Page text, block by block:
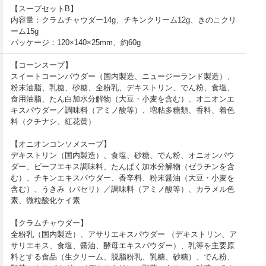
【スープセットB】
内容量：クラムチャウダー14g、チキンクリーム12g、きのこクリ
ーム15g
パッケージ：120×140×25mm、約60g
【コーンスープ】
スイートコーンパウダー（国内製造、ニュージーランド製造）、
粉末油脂、乳糖、砂糖、全粉乳、デキストリン、でん粉、食塩、
食用油脂、たん白加水分解物（大豆・小麦を含む）、オニオンエ
キスパウダー／調味料（アミノ酸等）、増粘多糖類、香料、着色
料（クチナシ、紅花黄）
【オニオンコンソメスープ】
デキストリン（国内製造）、食塩、砂糖、でん粉、オニオンパウ
ダー、ビーフエキス調味料、たんぱく加水分解物（ゼラチンを含
む）、チキンエキスパウダー、香辛料、粉末醤油（大豆・小麦を
含む）、うきみ（パセリ）／調味料（アミノ酸等）、カラメル色
素、微粒酸化ケイ素
【クラムチャウダー】
全粉乳（国内製造）、アサリエキスパウダー （デキストリン、ア
サリエキス、食塩、醤油、酵母エキスパウダー）、乳等を主要原
料とする食品（生クリーム、脱脂粉乳、乳糖、砂糖）、でん粉、